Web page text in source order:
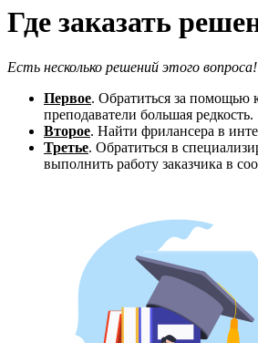
Где заказать
Есть несколько решений этого вопроса!
Первое. Обратиться за помощью
преподаватели большая редкость.
Второе. Найти фрилансера в
Третье. Обратиться в
выполнить работу заказчика в